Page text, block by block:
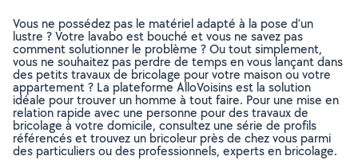
Vous ne possédez pas le matériel adapté à la pose d’un
lustre ? Votre lavabo est bouché et vous ne savez pas
comment solutionner le problème ? Ou tout simplement,
vous ne souhaitez pas perdre de temps en vous lançant dans
des petits travaux de bricolage pour votre maison ou votre
appartement ? La plateforme AlloVoisins est la solution
idéale pour trouver un homme à tout faire. Pour une mise en
relation rapide avec une personne pour des travaux de
bricolage à votre domicile, consultez une série de profils
référencés et trouvez un bricoleur près de chez vous parmi
des particuliers ou des professionnels, experts en bricolage.